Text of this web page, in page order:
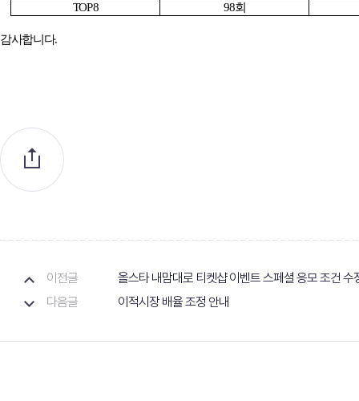
TOP 8
98회
감사합니다.
이전글
올스타 내맘대로 티켓샵 이벤트 스페셜 응모 조건 수
다음글
이적시장 배율 조정 안내